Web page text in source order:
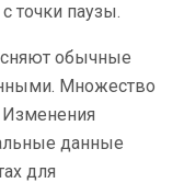
точки паузы.
обычные
Множество
Изменения
данные
для